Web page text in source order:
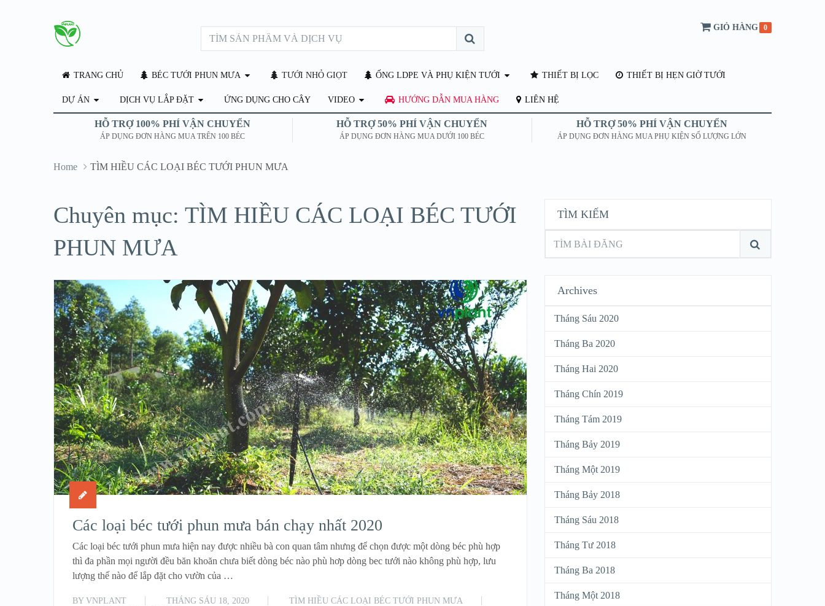
GIỎ HÀNG 0
TRANG CHỦ BÉC TƯỚI PHUN MƯA TƯỚI NHỎ GIỌT ỐNG LDPE VÀ PHỤ KIỆN TƯỚI THIẾT BỊ LỌC THIẾT BỊ HẸN GIỜ TƯỚI
DỰ ÁN DỊCH VỤ LẮP ĐẶT ỨNG DỤNG CHO CÂY VIDEO HƯỚNG DẪN MUA HÀNG LIÊN HỆ
HỖ TRỢ 100% PHÍ VẬN CHUYỂN
ÁP DỤNG ĐƠN HÀNG MUA TRÊN 100 BÉC
HỖ TRỢ 50% PHÍ VẬN CHUYỂN
ÁP DỤNG ĐƠN HÀNG MUA DƯỚI 100 BÉC
HỖ TRỢ 50% PHÍ VẬN CHUYỂN
ÁP DỤNG ĐƠN HÀNG MUA PHỤ KIỆN SỐ LƯỢNG LỚN
Home TÌM HIỀU CÁC LOẠI BÉC TƯỚI PHUN MƯA
Chuyên mục: TÌM HIỀU CÁC LOẠI BÉC TƯỚI
PHUN MƯA
Các loại béc tưới phun mưa bán chạy nhất 2020
Các loại béc tưới phun mưa hiện nay được nhiều bà con quan tâm nhưng để chọn được một dòng béc phù hợp
thì đa phần mọi người đều băn khoăn chưa biết dòng béc nào phù hơp dòng bec tưới nào không phù hợp, lưu
lượng thế nào để lắp đặt cho vườn của …
BYVNPLANT THÁNG SÁU 18, 2020
TÌM HIỀU CÁC LOẠI BÉC TƯỚI PHUN MƯA
TÌM KIẾM
Archives
Tháng Sáu 2020
Tháng Ba 2020
Tháng Hai 2020
Tháng Chín 2019
Tháng Tám 2019
Tháng Bảy 2019
Tháng Một 2019
Tháng Bảy 2018
Tháng Sáu 2018
Tháng Tư 2018
Tháng Ba 2018
Tháng Một 2018